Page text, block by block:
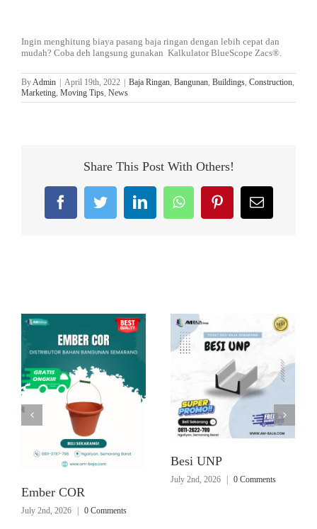
Ingin menghitung biaya pasang baja ringan dengan lebih cepat dan
mudah? Coba deh langsung gunakan Kalkulator BlueScope Zacs®.
ByAdmin April 19th, 2022 Baja Ringan, Bangunan, Buildings, Construction,
Marketing, Moving Tips, News
Share This Post With Others!
FacebookTwitterLinkedInWhatsAppPinterestEmail
Ember COR
July 2nd, 2026 | 0 Comments
Besi UNP
July 2nd, 2026 | 0 Comments